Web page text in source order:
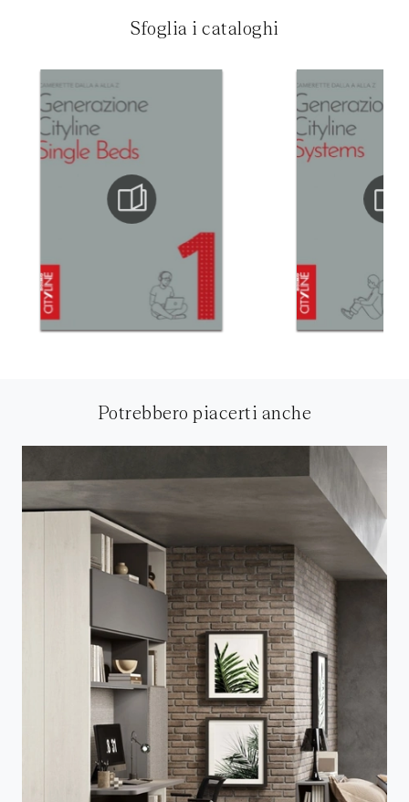
Sfoglia i cataloghi
Potrebbero piacerti anche